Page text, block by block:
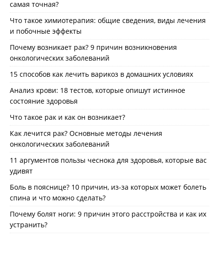
самая точная?
Что такое химиотерапия: общие сведения, виды лечения
и побочные эффекты
Почему возникает рак? 9 причин возникновения
онкологических заболеваний
15 способов как лечить варикоз в домашних условиях
Анализ крови: 18 тестов, которые опишут истинное
состояние здоровья
Что такое рак и как он возникает?
Как лечится рак? Основные методы лечения
онкологических заболеваний
11 аргументов пользы чеснока для здоровья, которые вас
удивят
Боль в пояснице? 10 причин, из-за которых может болеть
спина и что можно сделать?
Почему болят ноги: 9 причин этого расстройства и как их
устранить?